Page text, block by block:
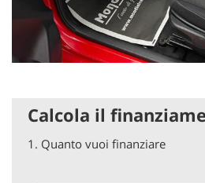
Calcola il
1. Quanto vuoi finanziare